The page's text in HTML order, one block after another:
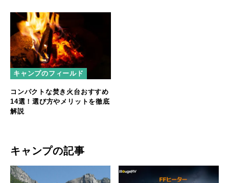
キャンプのフィールド
コンパクトな焚き火台おすすめ
14選！選び方やメリットを徹底
解説
キャンプの記事